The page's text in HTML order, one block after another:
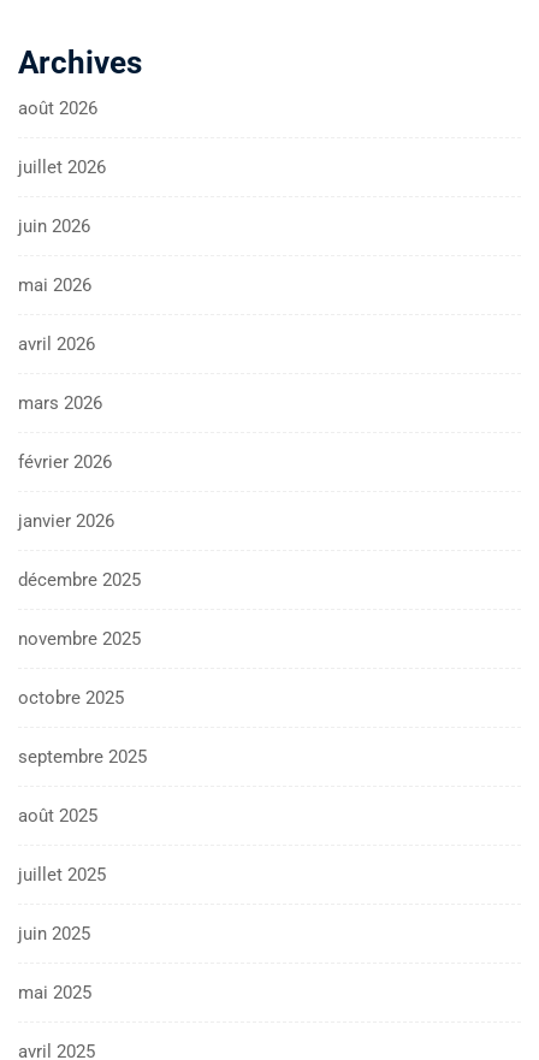
Archives
août 2026
juillet 2026
juin 2026
mai 2026
avril 2026
mars 2026
février 2026
janvier 2026
décembre 2025
novembre 2025
octobre 2025
septembre 2025
août 2025
juillet 2025
juin 2025
mai 2025
avril 2025